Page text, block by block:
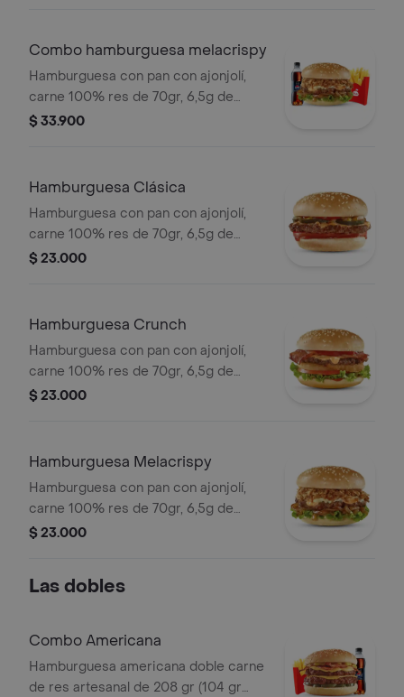
papas pequeñas, una copa de salsa
Presto y bebida de 400ml.
Combo hamburguesa melacrispy
Hamburguesa con pan con ajonjolí,
carne 100% res de 70gr, 6,5g de
queso cheddar, con dos tipos de
Acompañada con papas pequeñas,
una copa de salsa Presto y bebida de
400ml.
$ 33.900
Hamburguesa Clásica
Hamburguesa con pan con ajonjolí,
carne 100% res de 70gr, 6,5g de
queso cheddar, salsa de tomate y
$ 23.000
Hamburguesa Crunch
Hamburguesa con pan con ajonjolí,
carne 100% res de 70gr, 6,5g de
queso cheddar, crujientes anillos de
$ 23.000
Hamburguesa Melacrispy
Hamburguesa con pan con ajonjolí,
carne 100% res de 70gr, 6,5g de
queso cheddar, con dos tipos de
$ 23.000
Las dobles
Combo Americana
Hamburguesa americana doble carne
de res artesanal de 208 gr (104 gr